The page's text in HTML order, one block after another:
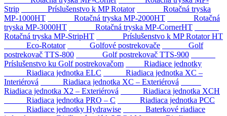
Strip
Príslušenstvo k MP Rotator
Rotačná tryska
MP-1000HT
Rotačná tryska MP-2000HT
Rotačná
tryska MP-3000HT
Rotačná tryska MP-CornerHT
Rotačná tryska MP-StripHT
Príslušenstvo k MP Rotator HT
Eco-Rotator
Golfové postrekovače
Golf
postrekovač TTS-800
Golf postrekovač TTS-900
Príslušenstvo ku Golf postrekovačom
Riadiace jednotky
Riadiaca jednotka ELC
Riadiaca jednotka XC –
Interiérová
Riadiaca jednotka XC – Exteriérová
Riadiaca jednotka X2 – Exteriérová
Riadiaca jednotka XCH
Riadiaca jednotka PRO – C
Riadiaca jednotka PCC
Riadiace jednotky Hydrawise
Baterkové riadiace